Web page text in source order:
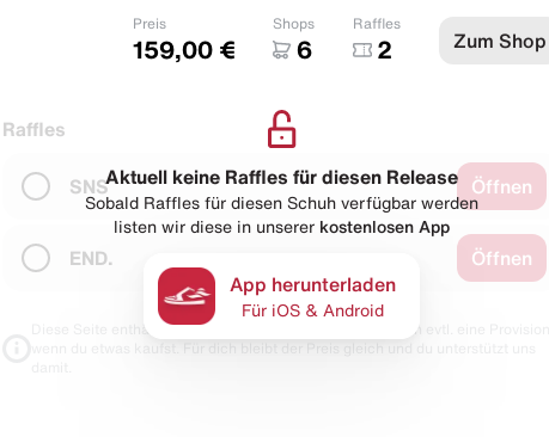
Preis
159,00 €
Shops
6
Raffles
2 Zum Shop
Raffles
SNS Öffnen
END. Öffnen
Diese Seite enthält Links zu unseren Partnern. Wir erhalten evtl. eine Provision,
Aktuell keine Raffles für diesen Release
Sobald Raffles für diesen Schuh verfügbar werden
listen wir diese in unserer kostenlosen App
App herunterladen
Für iOS & Android